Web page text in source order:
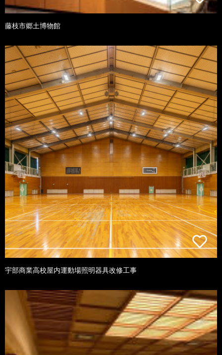
藤枝市郷土博物館
宇部商業高校屋内運動場照明器具改修工事